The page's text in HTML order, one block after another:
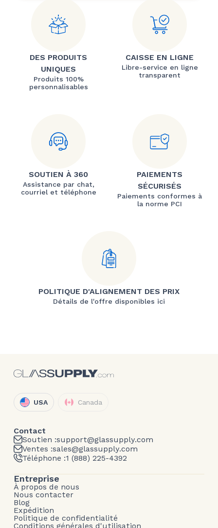
DES PRODUITS
UNIQUES
Produits 100%
personnalisables
CAISSE EN LIGNE
Libre-service en ligne
transparent
SOUTIEN À 360
Assistance par chat,
courriel et téléphone
PAIEMENTS
SÉCURISÉS
Paiements conformes à
la norme PCI
POLITIQUE D'ALIGNEMENT DES PRIX
Détails de l'offre disponibles ici
USA Canada
Contact
Soutien :support@glassupply.com
Ventes :sales@glassupply.com
Téléphone :1 (888) 225-4392
Entreprise
À propos de nous
Nous contacter
Blog
Expédition
Politique de confidentialité
Conditions générales d'utilisation